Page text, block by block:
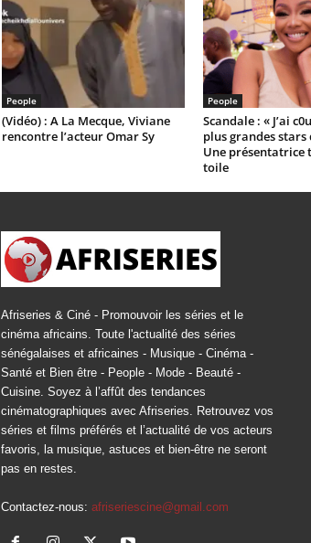
People
(Vidéo) : A La Mecque, Viviane
rencontre l’acteur Omar Sy
People
Scandale : « J’ai
plus grandes stars
Une présentatrice
toile
Afriseries & Ciné - Promouvoir les séries et le
cinéma africains. Toute l'actualité des séries
sénégalaises et africaines - Musique - Cinéma -
Santé et Bien être - People - Mode - Beauté -
Cuisine. Soyez à l’affût des tendances
cinématographiques avec Afriseries. Retrouvez vos
séries et films préférés et l’actualité de vos acteurs
favoris, la musique, astuces et bien-être ne seront
pas en restes.
Contactez-nous: afriseriescine@gmail.com